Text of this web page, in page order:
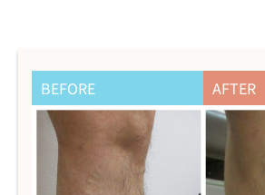
BEFORE AFTER